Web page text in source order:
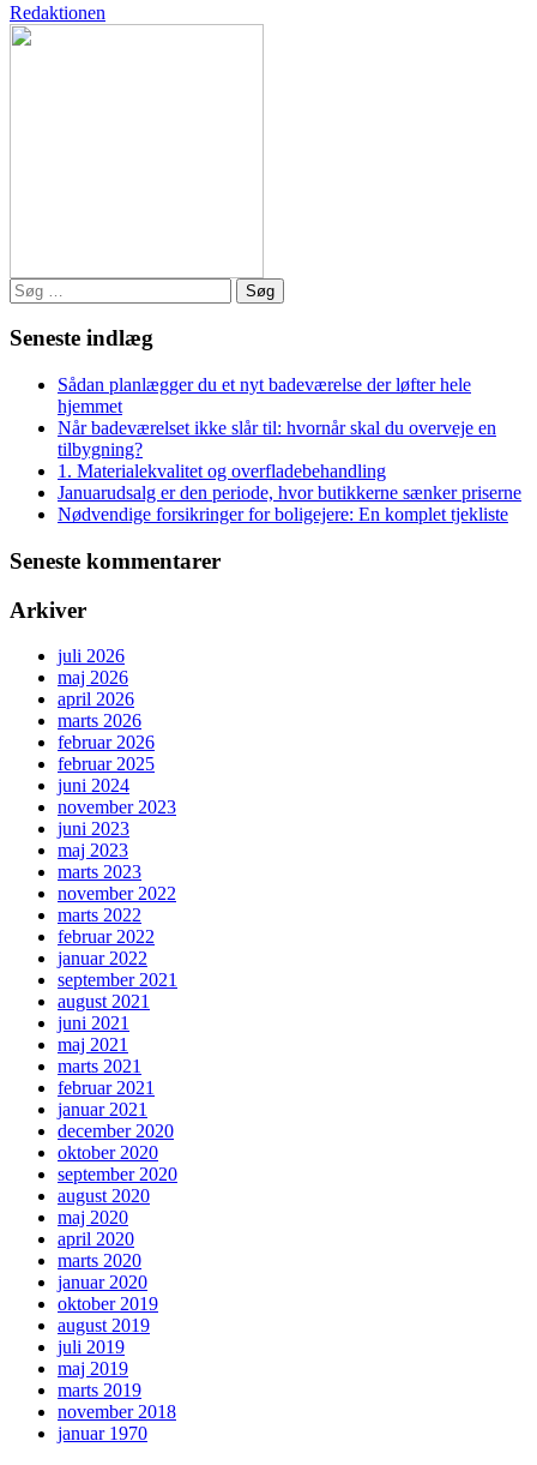
Redaktionen
Søg
efter:
Seneste indlæg
Sådan planlægger du et nyt badeværelse der løfter hele
hjemmet
Når badeværelset ikke slår til: hvornår skal du overveje en
tilbygning?
1. Materialekvalitet og overfladebehandling
Januarudsalg er den periode, hvor butikkerne sænker priserne
Nødvendige forsikringer for boligejere: En komplet tjekliste
Seneste kommentarer
Arkiver
juli 2026
maj 2026
april 2026
marts 2026
februar 2026
februar 2025
juni 2024
november 2023
juni 2023
maj 2023
marts 2023
november 2022
marts 2022
februar 2022
januar 2022
september 2021
august 2021
juni 2021
maj 2021
marts 2021
februar 2021
januar 2021
december 2020
oktober 2020
september 2020
august 2020
maj 2020
april 2020
marts 2020
januar 2020
oktober 2019
august 2019
juli 2019
maj 2019
marts 2019
november 2018
januar 1970